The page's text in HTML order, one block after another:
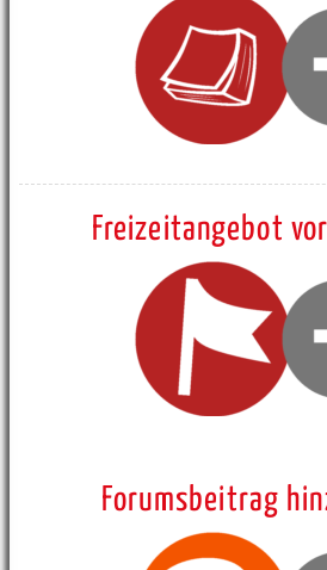
Freizeitangebot
Forumsbeitrag